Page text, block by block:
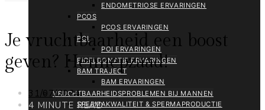
ENDOMETRIOSE ERVARINGEN
PCOS
PCOS ERVARINGEN
POI
POI ERVARINGEN
EICELDONATIE ERVARINGEN
BAM TRAJECT
BAM ERVARINGEN
VRUCHTBAARHEIDSPROBLEMEN BIJ MANNEN
SPERMAKWALITEIT & SPERMAPRODUCTIE
Je vruchtbaarheid een boost
geven? Hennepzaad!
31/07/2024
4 MINUTE READ